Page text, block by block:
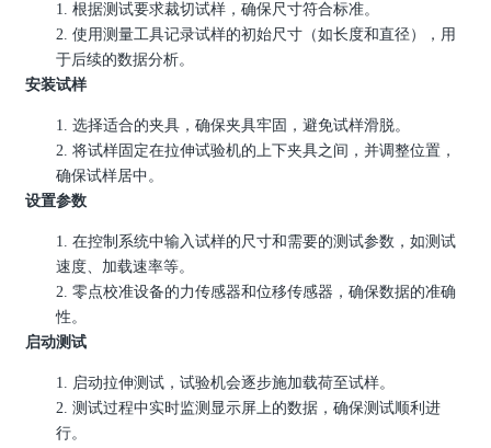
1.根据测试要求裁切试样，确保尺寸符合标准。
2.使用测量工具记录试样的初始尺寸（如长度和直径），用
于后续的数据分析。
安装试样
1.选择适合的夹具，确保夹具牢固，避免试样滑脱。
2.将试样固定在拉伸试验机的上下夹具之间，并调整位置，
确保试样居中。
设置参数
1.在控制系统中输入试样的尺寸和需要的测试参数，如测试
速度、加载速率等。
2.零点校准设备的力传感器和位移传感器，确保数据的准确
性。
启动测试
1. 启动拉伸测试，试验机会逐步施加载荷至试样。
2.测试过程中实时监测显示屏上的数据，确保测试顺利进
行。